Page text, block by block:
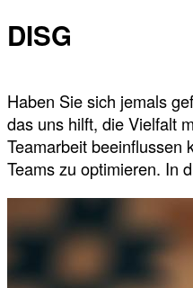
DISG
Haben Sie sich jemals
das uns hilft, die Vielfalt
Teamarbeit beeinflussen
Teams zu optimieren. In